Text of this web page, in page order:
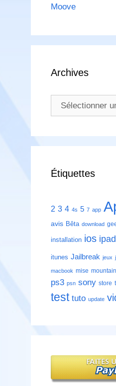
Moove
Archives
Archives
Étiquettes
2 3 4 4s 5 7 app
avis Bêta download
installation ios ipad
itunes Jailbreak jeux
macbook mise mountain
ps3 psn sony store
test tuto update